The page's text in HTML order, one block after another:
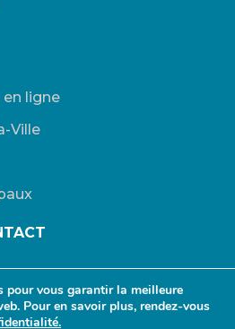
ligne
Ville
pour vous garantir la meilleure
Pour en savoir plus, rendez-vous